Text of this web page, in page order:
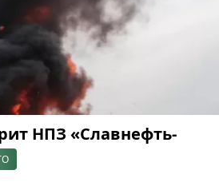
НПЗ «Славнефть-